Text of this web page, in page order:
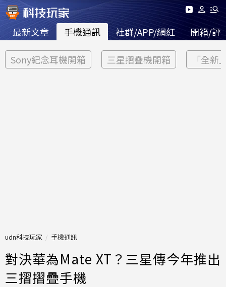
最新文章 手機通訊 社群/APP/網紅 開箱/評
Sony紀念耳機開箱 三星摺疊機開箱 「全新
udn科技玩家 手機通訊
對決華為Mate XT？三星傳今年推出
三摺摺疊手機